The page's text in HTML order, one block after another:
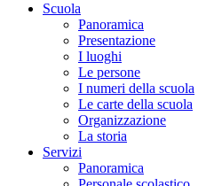
Scuola
Panoramica
Presentazione
I luoghi
Le persone
I numeri della scuola
Le carte della scuola
Organizzazione
La storia
Servizi
Panoramica